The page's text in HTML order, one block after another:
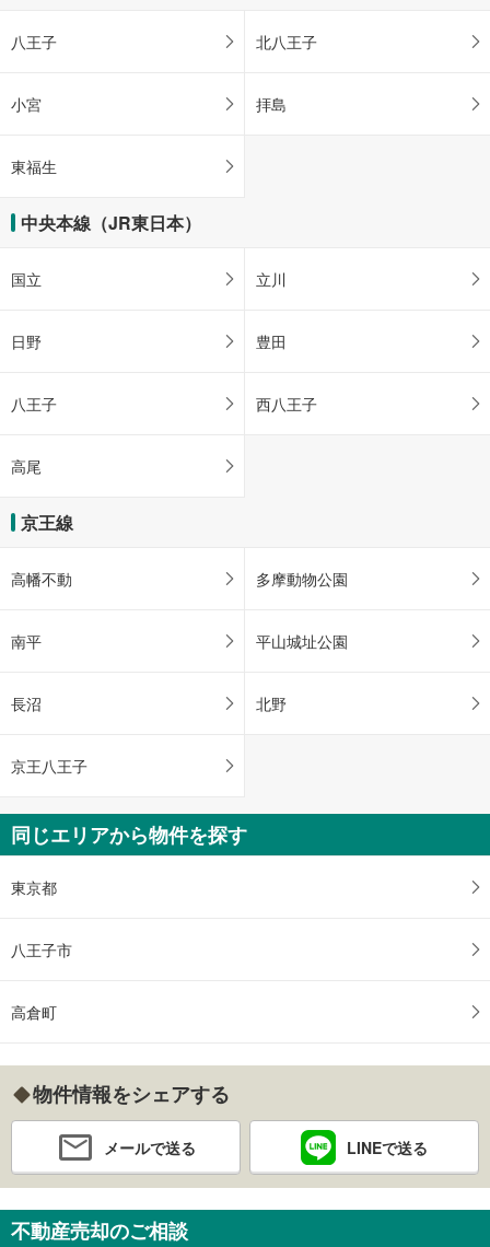
八王子 北八王子
小宮 拝島
東福生
中央本線（JR東日本）
国立 立川
日野 豊田
八王子 西八王子
高尾
京王線
高幡不動 多摩動物公園
南平 平山城址公園
長沼 北野
京王八王子
同じエリアから物件を探す
東京都
八王子市
高倉町
物件情報をシェアする
メールで送る LINEで送る
不動産売却のご相談